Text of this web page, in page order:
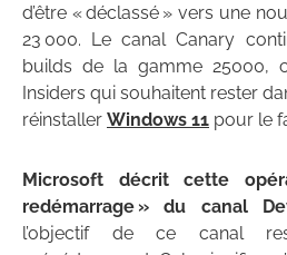
d’être « déclassé » vers une
23 000. Le canal Canary
builds de la gamme 25000,
Insiders qui souhaitent rester
réinstaller Windows 11 pour le
Microsoft décrit cette
redémarrage » du canal
l’objectif de ce canal